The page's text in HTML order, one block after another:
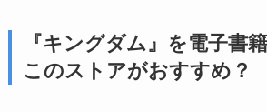
『キングダム』を電子書
このストアがおすすめ？